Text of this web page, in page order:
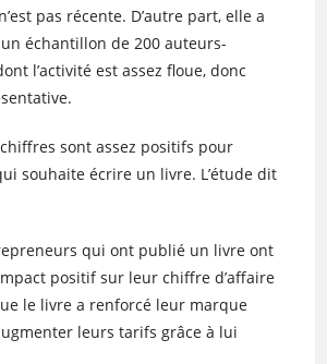
pas récente. D’autre part, elle a
échantillon de 200 auteurs-
l’activité est assez floue, donc
sont assez positifs pour
souhaite écrire un livre. L’étude dit
qui ont publié un livre ont
positif sur leur chiffre d’affaire
le livre a renforcé leur marque
leurs tarifs grâce à lui